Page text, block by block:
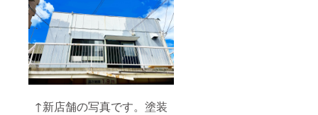
↑新店舗の写真です。塗装